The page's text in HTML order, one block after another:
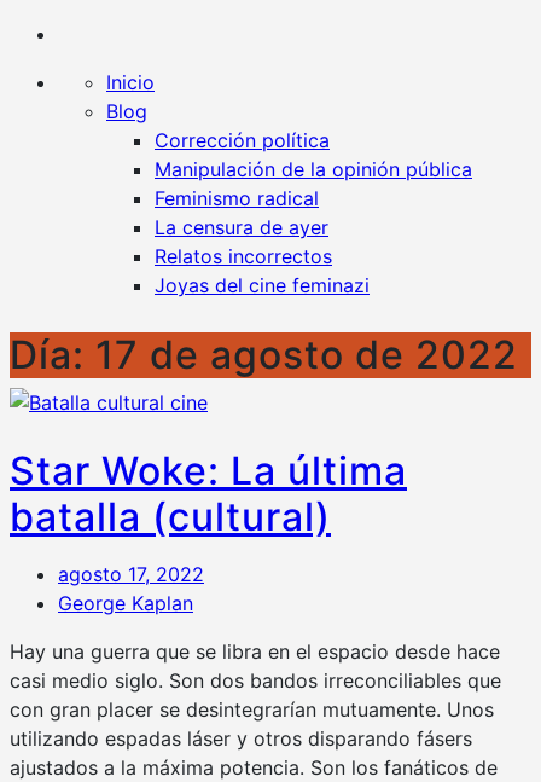
de censura
Inicio
Blog
Corrección política
Manipulación de la opinión pública
Feminismo radical
La censura de ayer
Relatos incorrectos
Joyas del cine feminazi
Día: 17 de agosto de 2022
Star Woke: La última
batalla (cultural)
agosto 17, 2022
George Kaplan
Hay una guerra que se libra en el espacio desde hace
casi medio siglo. Son dos bandos irreconciliables que
con gran placer se desintegrarían mutuamente. Unos
utilizando espadas láser y otros disparando fásers
ajustados a la máxima potencia. Son los fanáticos de